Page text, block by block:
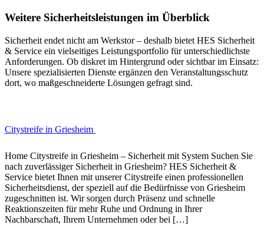
Weitere Sicherheitsleistungen im Überblick
Sicherheit endet nicht am Werkstor – deshalb bietet HES Sicherheit
& Service ein vielseitiges Leistungsportfolio für unterschiedlichste
Anforderungen. Ob diskret im Hintergrund oder sichtbar im Einsatz:
Unsere spezialisierten Dienste ergänzen den Veranstaltungsschutz
dort, wo maßgeschneiderte Lösungen gefragt sind.
Citystreife in Griesheim
Home Citystreife in Griesheim – Sicherheit mit System Suchen Sie
nach zuverlässiger Sicherheit in Griesheim? HES Sicherheit &
Service bietet Ihnen mit unserer Citystreife einen professionellen
Sicherheitsdienst, der speziell auf die Bedürfnisse von Griesheim
zugeschnitten ist. Wir sorgen durch Präsenz und schnelle
Reaktionszeiten für mehr Ruhe und Ordnung in Ihrer
Nachbarschaft, Ihrem Unternehmen oder bei […]